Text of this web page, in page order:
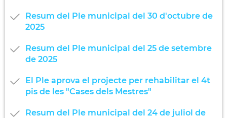
Resum del Ple municipal del 30 d'octubre de
2025
Resum del Ple municipal del 25 de setembre
de 2025
El Ple aprova el projecte per rehabilitar el 4t
pis de les "Cases dels Mestres"
Resum del Ple municipal del 24 de juliol de